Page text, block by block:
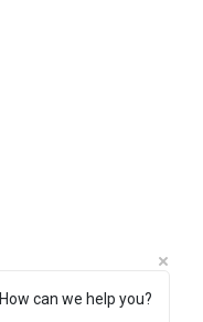
How can we help you?